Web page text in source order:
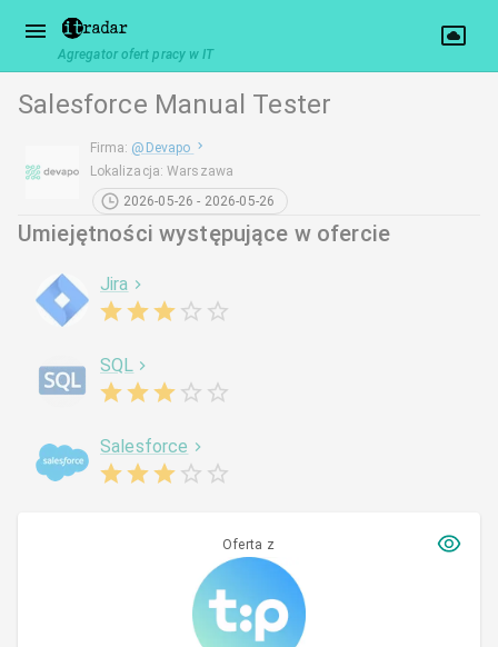
Agregator ofert pracy w IT
Salesforce Manual Tester
Firma: @ Devapo
Lokalizacja:Warszawa
2026-05-26 - 2026-05-26
Umiejętności występujące w ofercie
Jira
SQL
Salesforce
Oferta z